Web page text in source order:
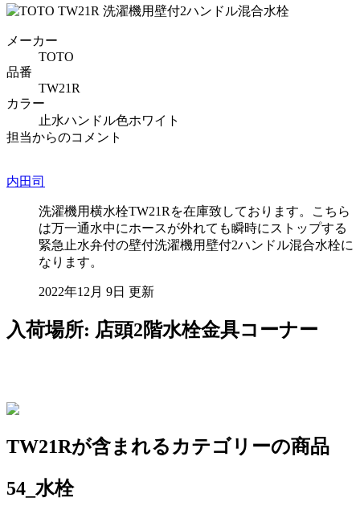
メーカー
TOTO
品番
TW21R
カラー
止水ハンドル色ホワイト
担当からのコメント
内田司
洗濯機用横水栓TW21Rを在庫致しております。こちら
は万一通水中にホースが外れても瞬時にストップする
緊急止水弁付の壁付洗濯機用壁付2ハンドル混合水栓に
なります。
2022年12月 9日 更新
入荷場所: 店頭2階水栓金具コーナー
TW21Rが含まれるカテゴリーの商品
54_水栓